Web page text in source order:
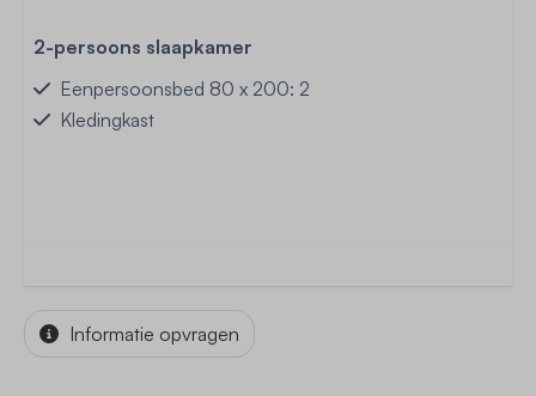
2-persoons slaapkamer
Eenpersoonsbed 80 x 200: 2
Kledingkast
Informatie opvragen